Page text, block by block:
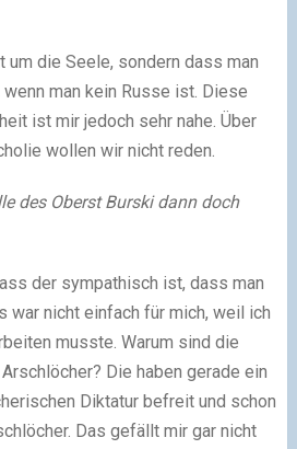
um die Seele, sondern dass man
man kein Russe ist. Diese
ist mir jedoch sehr nahe. Über
wollen wir nicht reden.
des Oberst Burski dann doch
der sympathisch ist, dass man
war nicht einfach für mich, weil ich
musste. Warum sind die
Die haben gerade ein
Diktatur befreit und schon
Das gefällt mir gar nicht